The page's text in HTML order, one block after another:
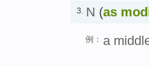
3. N (as
例： a